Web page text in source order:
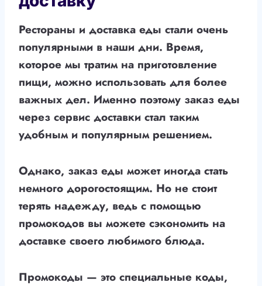
Рестораны и доставка еды стали очень
популярными в наши дни. Время,
которое мы тратим на приготовление
пищи, можно использовать для более
важных дел. Именно поэтому заказ еды
через сервис доставки стал таким
удобным и популярным решением.
Однако, заказ еды может иногда стать
немного дорогостоящим. Но не стоит
терять надежду, ведь с помощью
промокодов вы можете сэкономить на
доставке своего любимого блюда.
Промокоды — это специальные коды,